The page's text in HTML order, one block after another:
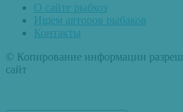
О сайте рыбхоз
Ищем авторов рыбаков
Контакты
© Копирование информации
сайт